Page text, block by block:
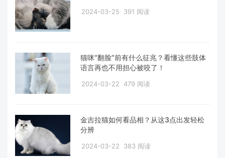
2024-03-25 391 阅读
猫咪“翻脸”前有什么征兆？看懂这些肢体
语言再也不用担心被咬了！
2024-03-22 479 阅读
金吉拉猫如何看品相？从这3点出发轻松
分辨
2024-03-22 383 阅读